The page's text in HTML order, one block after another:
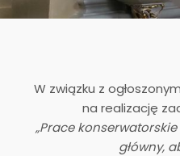
W związku z
na realizację
„Prace
główny,